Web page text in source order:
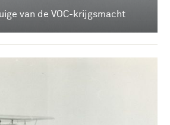
van de VOC-krijgsmacht